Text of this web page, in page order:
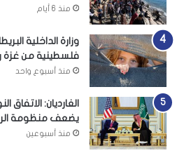
منذ 6 أيام
وزارة الداخلية
فلسطينية من غزة
منذ أسبوع واحد
الغارديان:
يضعف منظومة
منذ أسبوعين